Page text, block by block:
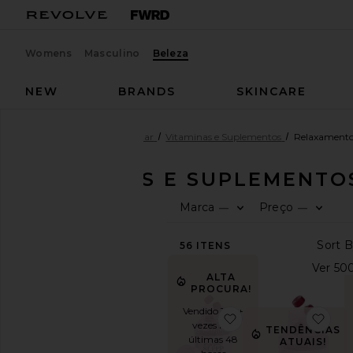
Womens Masculino Beleza
NEW
BRANDS SKINCARE
Saúde & Bem-estar Vitaminas e Suplementos
VITAMINAS E
Marca —
Preço —
56 ITENS
ALTA
PROCURA!
Vendido 100+
vezes nas
últimas 48
favoritoVITAMINA
TENDÊNCIAS
ATUAIS!